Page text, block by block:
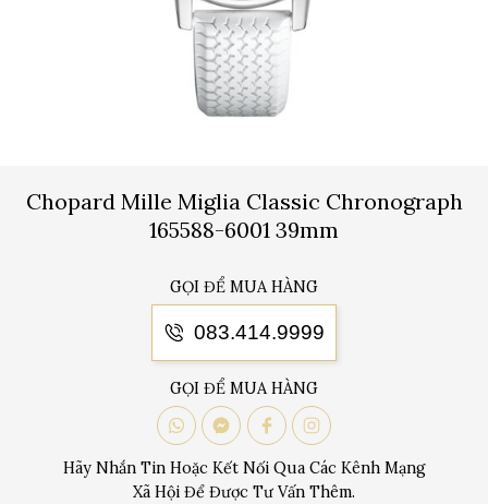
Chopard Mille Miglia Classic Chronograph
165588-6001 39mm
GỌI ĐỂ MUA HÀNG
083.414.9999
GỌI ĐỂ MUA HÀNG
Hãy Nhắn Tin Hoặc Kết Nối Qua Các Kênh Mạng
Xã Hội Để Được Tư Vấn Thêm.